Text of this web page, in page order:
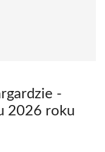
-
2026 roku